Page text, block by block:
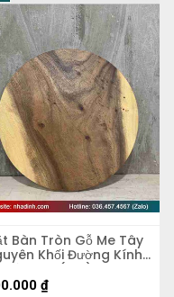
Bàn Tròn Gỗ Me Tây
Khối Đường Kính
Dày 4.4 (cm)
₫